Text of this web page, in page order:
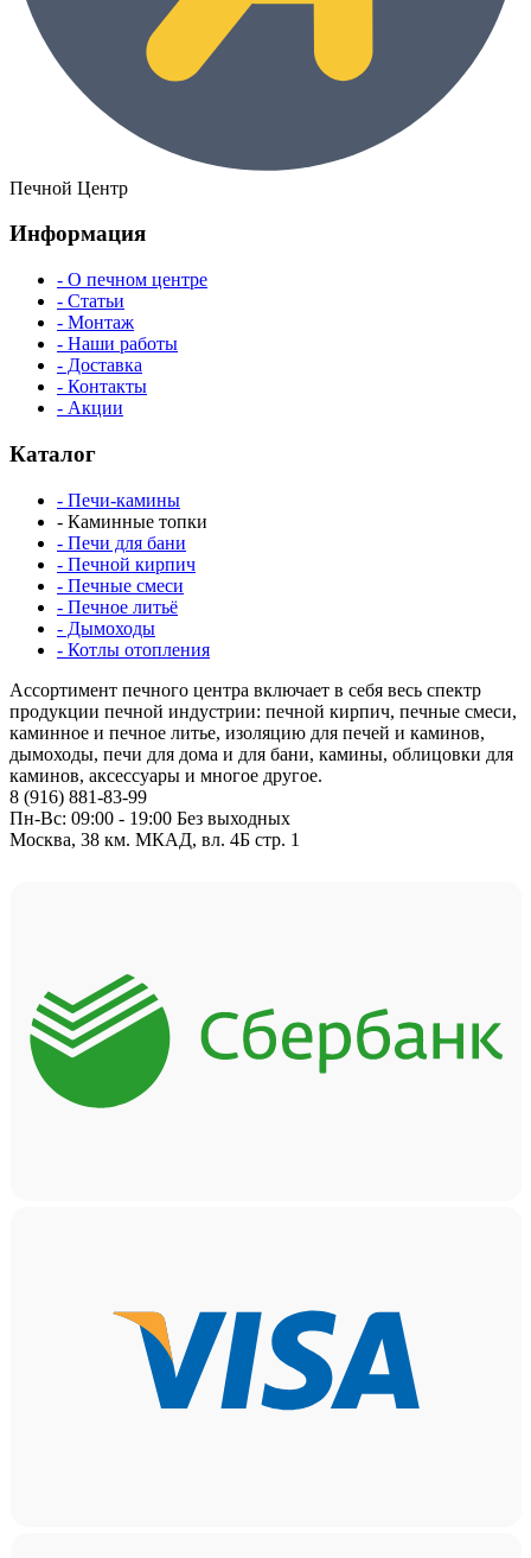
Печной Центр
Информация
- О печном центре
- Статьи
- Монтаж
- Наши работы
- Доставка
- Контакты
- Акции
Каталог
- Печи-камины
- Каминные топки
- Печи для бани
- Печной кирпич
- Печные смеси
- Печное литьё
- Дымоходы
- Котлы отопления
Ассортимент печного центра включает в себя весь спектр
продукции печной индустрии: печной кирпич, печные смеси,
каминное и печное литье, изоляцию для печей и каминов,
дымоходы, печи для дома и для бани, камины, облицовки для
каминов, аксессуары и многое другое.
8 (916) 881-83-99
Пн-Вс: 09:00 - 19:00 Без выходных
Москва, 38 км. МКАД, вл. 4Б стр. 1